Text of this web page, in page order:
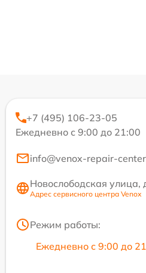
+7 (495) 106-23-05
Ежедневно с 9:00 до 21:00
info@venox-repair-
Новослободская улица,
Адрес сервисного центра Venox
Режим работы:
Ежедневно с 9:00 до